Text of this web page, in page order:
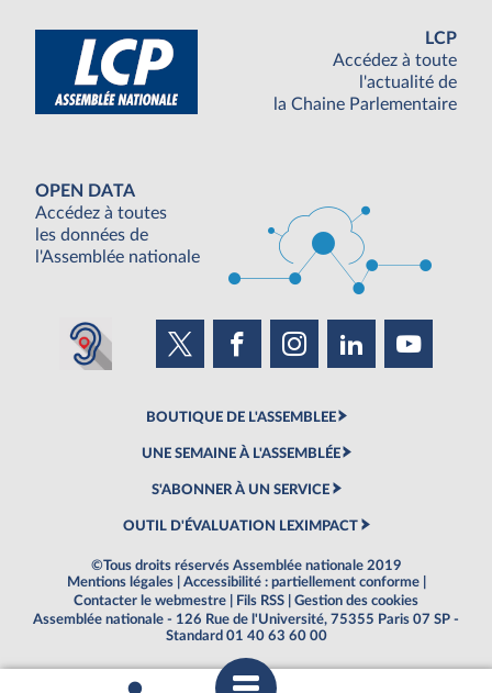
LCP
Accédez à toute
l'actualité de
la Chaine Parlementaire
OPEN DATA
Accédez à toutes
les données de
l'Assemblée nationale
BOUTIQUE DE L'ASSEMBLEE
UNE SEMAINE À L'ASSEMBLÉE
S'ABONNER À UN SERVICE
OUTIL D'ÉVALUATION LEXIMPACT
©Tous droits réservés Assemblée nationale 2019
Mentions légales
Accessibilité : partiellement conforme
Contacter le webmestre
Fils RSS
Gestion des cookies
Assemblée nationale - 126 Rue de l'Université, 75355 Paris 07 SP -
Standard 01 40 63 60 00